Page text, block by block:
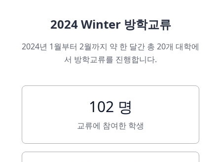
2024 Winter 방학교류
2024년 1월부터 2월까지 약 한 달간 총 20개 대학에
서 방학교류를 진행합니다.
102 명
교류에 참여한 학생